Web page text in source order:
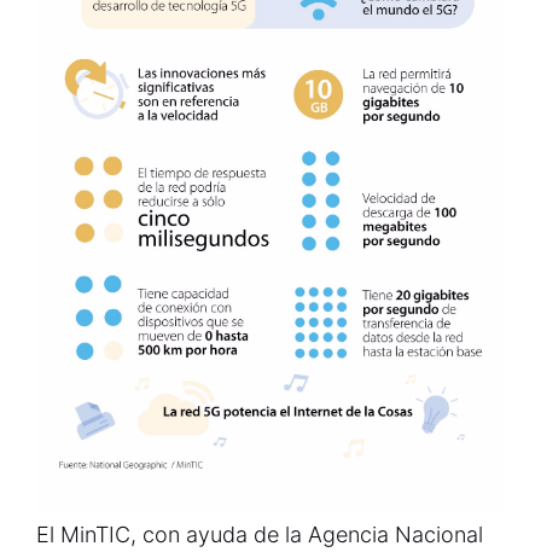
El MinTIC, con ayuda de la Agencia Nacional